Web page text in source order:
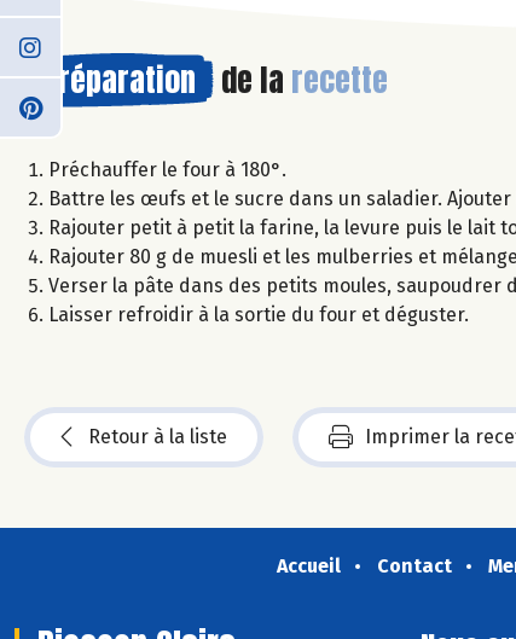
Préparation de la recette
Préchauffer le four à 180°.
Battre les œufs et le sucre dans un saladier.
Rajouter petit à petit la farine, la levure puis le lait
Rajouter 80 g de muesli et les mulberries et
Verser la pâte dans des petits moules,
Laisser refroidir à la sortie du four et déguster.
Retour à la liste Imprimer la
Accueil Contact